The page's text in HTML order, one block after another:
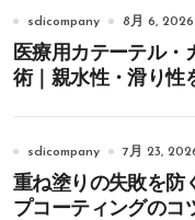
sdicompany 8月 6, 2026
医療用カテーテル・
術｜親水性・滑り性
sdicompany 7月 23,
重ね塗りの失敗を防
プコーティングのコ